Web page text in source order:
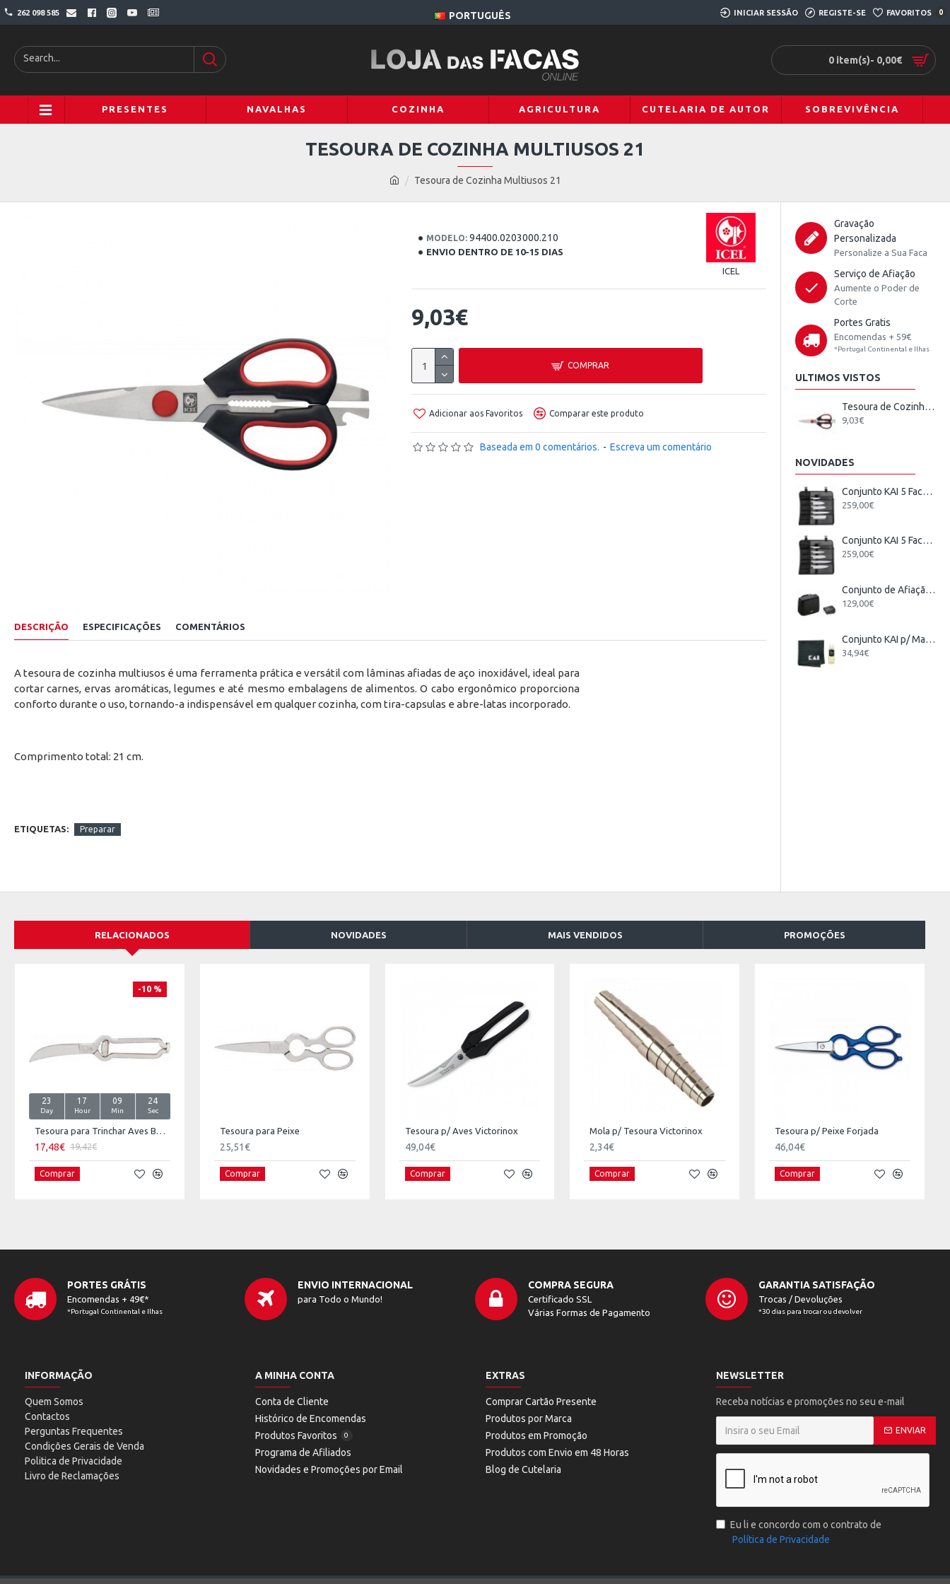
262 098 585 PORTUGUÊS INICIAR SESSÃO REGISTE-SE FAVORITOS 0
0 item(s)- 0,00€
PRESENTES NAVALHAS COZINHA AGRICULTURA CUTELARIA DE AUTOR SOBREVIVÊNCIA
Tesoura de Cozinha Multiusos 21
TESOURA DE COZINHA MULTIUSOS 21
MODELO: 94400.0203000.210
ENVIO DENTRO DE 10-15 DIAS
ICEL
Baseada em 0 comentários. - Escreva um comentário
9,03€
COMPRAR
Adicionar aos Favoritos Comparar este produto
DESCRIÇÃO ESPECIFICAÇÕES COMENTÁRIOS
A tesoura de cozinha multiusos é uma ferramenta prática e versátil com lâminas afiadas de aço inoxidável, ideal para
cortar carnes, ervas aromáticas, legumes e até mesmo embalagens de alimentos. O cabo ergonômico proporciona
conforto durante o uso, tornando-a indispensável em qualquer cozinha, com tira-capsulas e abre-latas incorporado.
Comprimento total: 21 cm.
ETIQUETAS: Preparar
Gravação
Personalizada
Personalize a Sua Faca
Serviço de Afiação
Aumente o Poder de
Corte
Portes Gratis
Encomendas + 59€
*Portugal Continental e Ilhas
ULTIMOS VISTOS
Tesoura de Cozinha Multiusos 21
9,03€
NOVIDADES
Conjunto KAI 5 Facas Japonesas + Estojo
259,00€
Conjunto KAI 5 Facas Wasabi Black Europeu + Estojo
259,00€
Conjunto de Afiação Elétrico KAI
129,00€
Conjunto KAI p/ Manutenção de Facas
34,94€
RELACIONADOS NOVIDADES MAIS VENDIDOS PROMOÇÕES
-10 %
23
Day
17
Hour
09
Min
24
Sec
17,48€ 19,42€
Comprar
Tesoura para Peixe
25,51€
Comprar
Tesoura p/ Aves Victorinox
49,04€
Comprar
Mola p/ Tesoura Victorinox
2,34€
Comprar
Tesoura p/ Peixe Forjada
46,04€
Comprar
PORTES GRÁTIS
Encomendas + 49€*
*Portugal Continental e Ilhas
ENVIO INTERNACIONAL
para Todo o Mundo!
COMPRA SEGURA
Certificado SSL
Várias Formas de Pagamento
GARANTIA SATISFAÇÃO
Trocas / Devoluções
*30 dias para trocar ou devolver
INFORMAÇÃO
Quem Somos
Contactos
Perguntas Frequentes
Condições Gerais de Venda
Politica de Privacidade
Livro de Reclamações
A MINHA CONTA
Conta de Cliente
Histórico de Encomendas
Produtos Favoritos
0
Programa de Afiliados
Novidades e Promoções por Email
EXTRAS
Comprar Cartão Presente
Produtos por Marca
Produtos em Promoção
Produtos com Envio em 48 Horas
Blog de Cutelaria
NEWSLETTER
Receba notícias e promoções no seu e-mail
ENVIAR
Eu li e concordo com o contrato de
Política de Privacidade